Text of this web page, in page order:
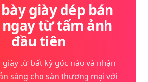
giày dép bán
từ tấm ảnh
đầu tiên
giày từ bất kỳ góc nào và nhận
sàng cho sàn thương mại với